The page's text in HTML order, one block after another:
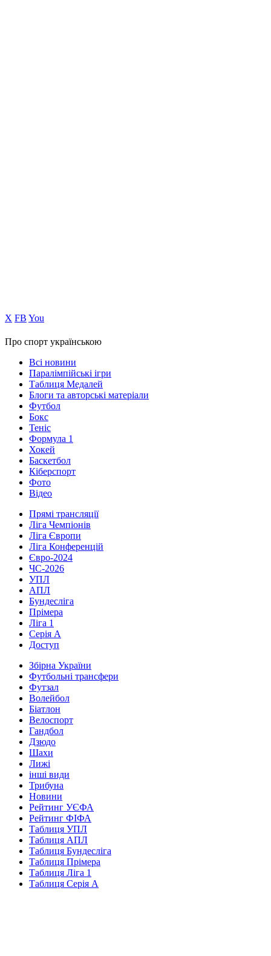
Х FB You
Про спорт українською
Всі новини
Паралімпійські ігри
Таблиця Медалей
Блоги та авторські матеріали
Футбол
Бокс
Теніс
Формула 1
Хокей
Баскетбол
Кіберспорт
Фото
Відео
Прямі трансляції
Ліга Чемпіонів
Ліга Європи
Ліга Конференцій
Євро-2024
ЧС-2026
УПЛ
АПЛ
Бундесліга
Прімера
Ліга 1
Серія А
Доступ
Збірна України
Футбольні трансфери
Футзал
Волейбол
Біатлон
Велоспорт
Гандбол
Дзюдо
Шахи
Лижі
інші види
Трибуна
Новини
Рейтинг УЄФА
Рейтинг ФІФА
Таблиця УПЛ
Таблиця АПЛ
Таблиця Бундесліга
Таблиця Прімера
Таблиця Ліга 1
Таблиця Серія А